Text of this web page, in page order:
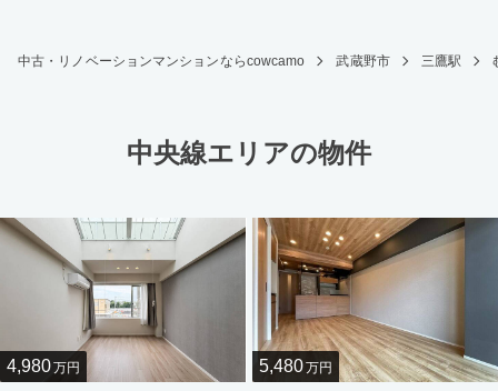
中古・リノベーションマンションならcowcamo 武蔵野市 三鷹駅
中央線エリアの物件
4,980万円 5,480万円